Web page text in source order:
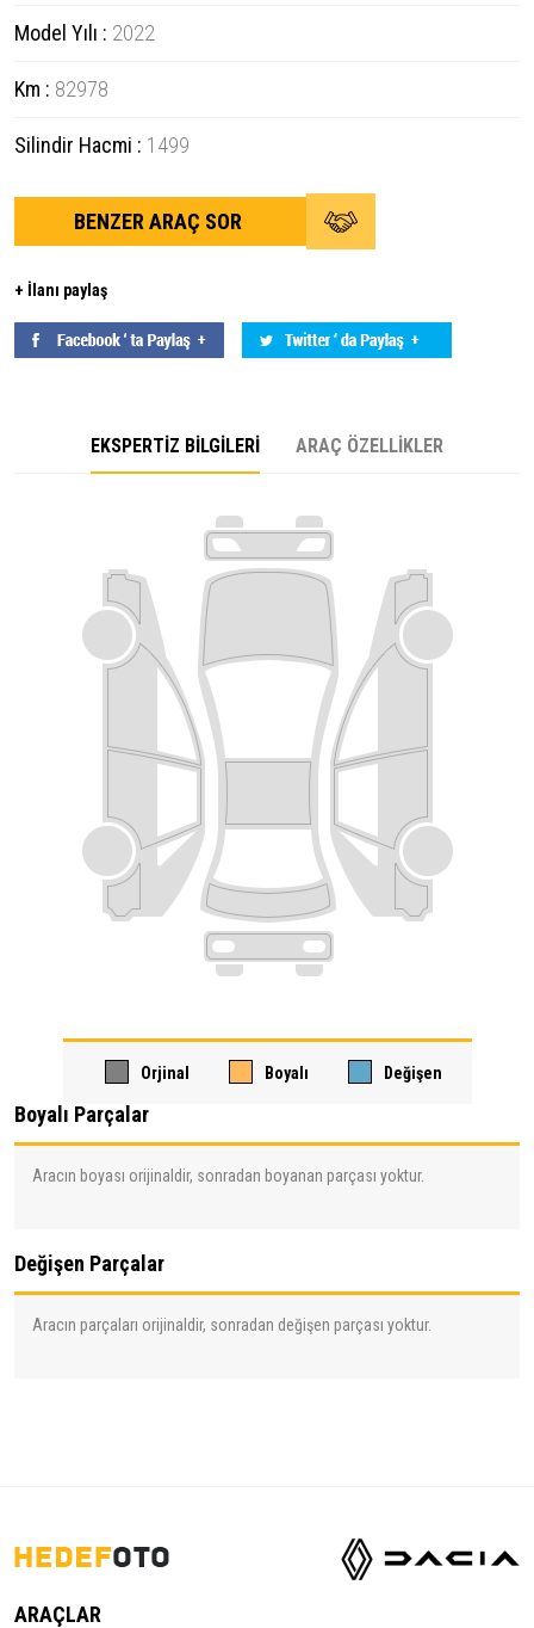
Model Yılı : 2022
Km : 82978
Silindir Hacmi : 1499
BENZER ARAÇ SOR
+ İlanı paylaş
EKSPERTİZ BİLGİLERİ ARAÇ ÖZELLİKLER
Orjinal Boyalı Değişen
Boyalı Parçalar
Aracın boyası orijinaldir, sonradan boyanan parçası yoktur.
Değişen Parçalar
Aracın parçaları orijinaldir, sonradan değişen parçası yoktur.
ARAÇLAR